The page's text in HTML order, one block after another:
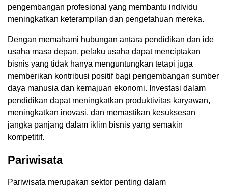
pengembangan profesional yang membantu individu
meningkatkan keterampilan dan pengetahuan mereka.
Dengan memahami hubungan antara pendidikan dan ide
usaha masa depan, pelaku usaha dapat menciptakan
bisnis yang tidak hanya menguntungkan tetapi juga
memberikan kontribusi positif bagi pengembangan sumber
daya manusia dan kemajuan ekonomi. Investasi dalam
pendidikan dapat meningkatkan produktivitas karyawan,
meningkatkan inovasi, dan memastikan kesuksesan
jangka panjang dalam iklim bisnis yang semakin
kompetitif.
Pariwisata
Pariwisata merupakan sektor penting dalam